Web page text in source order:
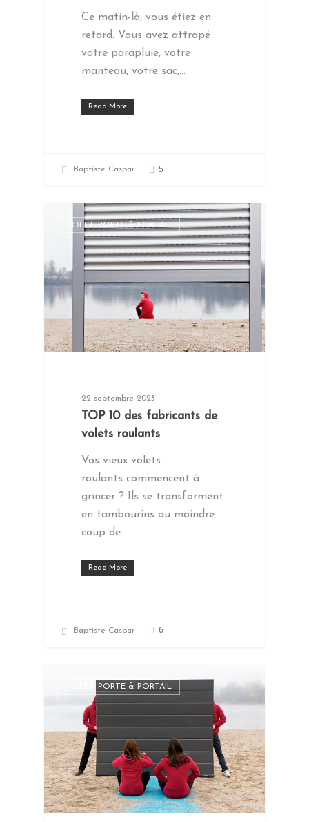
Ce matin-là, vous étiez en
retard. Vous avez attrapé
votre parapluie, votre
manteau, votre sac,…
Read More
Baptiste Caspar 5
VOLET, PORTE & PORTAIL
22 septembre 2023
TOP 10 des fabricants de
volets roulants
Vos vieux volets
roulants commencent à
grincer ? Ils se transforment
en tambourins au moindre
coup de…
Read More
Baptiste Caspar 6
VOLET, PORTE & PORTAIL